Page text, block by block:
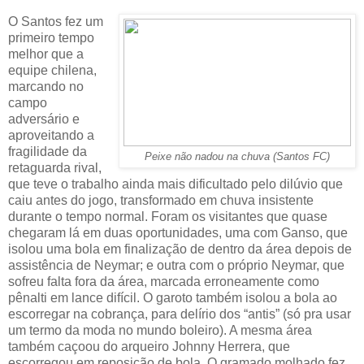
Peixe não nadou na chuva (Santos FC)
O Santos fez um
primeiro tempo
melhor que a
equipe chilena,
marcando no
campo
adversário e
aproveitando a
fragilidade da
retaguarda rival,
que teve o trabalho ainda mais dificultado pelo dilúvio que
caiu antes do jogo, transformado em chuva insistente
durante o tempo normal. Foram os visitantes que quase
chegaram lá em duas oportunidades, uma com Ganso, que
isolou uma bola em finalização de dentro da área depois de
assistência de Neymar; e outra com o próprio Neymar, que
sofreu falta fora da área, marcada erroneamente como
pênalti em lance difícil. O garoto também isolou a bola ao
escorregar na cobrança, para delírio dos “antis” (só pra usar
um termo da moda no mundo boleiro). A mesma área
também caçoou do arqueiro Johnny Herrera, que